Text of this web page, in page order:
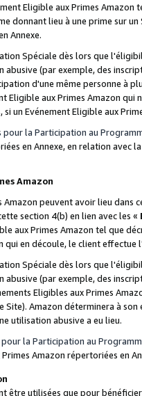
Eligible aux Primes Amazon
donnant lieu à une prime sur
Annexe.
Spéciale dès lors que
(par exemple, des
d'une même personne à
Eligible aux Primes Amazon qui
si un Evénement Eligible aux
pour la Participation au
en Annexe, en relation avec
Amazon
peuvent avoir lieu dans
section 4(b) en lien avec les «
aux Primes Amazon tel que
qui en découle, le client
Spéciale dès lors que
(par exemple, des
Eligibles aux Primes
Site). Amazon déterminera à
utilisation abusive a eu lieu.
la Participation au
Amazon répertoriées en
être utilisées que pour